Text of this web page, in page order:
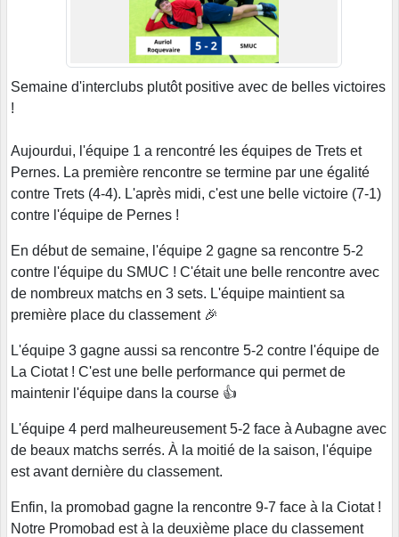
Semaine d'interclubs plutôt positive avec de belles victoires
!
Aujourdui, l'équipe 1 a rencontré les équipes de Trets et
Pernes. La première rencontre se termine par une égalité
contre Trets (4-4). L'après midi, c'est une belle victoire (7-1)
contre l'équipe de Pernes !
En début de semaine, l'équipe 2 gagne sa rencontre 5-2
contre l'équipe du SMUC ! C'était une belle rencontre avec
de nombreux matchs en 3 sets. L'équipe maintient sa
première place du classement 🎉
L'équipe 3 gagne aussi sa rencontre 5-2 contre l'équipe de
La Ciotat ! C'est une belle performance qui permet de
maintenir l'équipe dans la course 👍
L'équipe 4 perd malheureusement 5-2 face à Aubagne avec
de beaux matchs serrés. À la moitié de la saison, l'équipe
est avant dernière du classement.
Enfin, la promobad gagne la rencontre 9-7 face à la Ciotat !
Notre Promobad est à la deuxième place du classement